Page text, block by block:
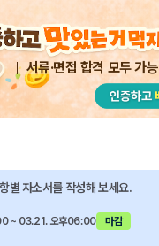
서류·면접 합격 모두 가능
항목 자소서 내 작성목록
별 자소서를 작성해 보세요.
~ 03.21. 오후06:00
마감